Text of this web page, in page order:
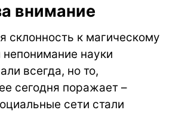
внимание
склонность к магическому
науки
всегда, но то,
сегодня поражает –
сети стали